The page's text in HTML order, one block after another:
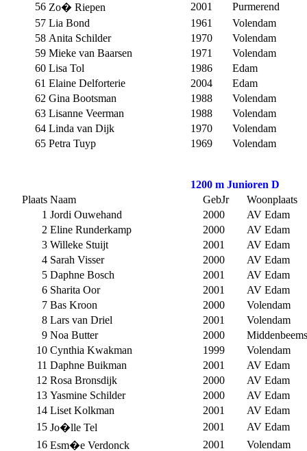
56 Zo� Riepen 2001
Purmerend
57 Lia Bond 1961
Volendam
58 Anita Schilder 1970
Volendam
59 Mieke van Baarsen 1971
Volendam
60 Lisa Tol 1986
Edam
61 Elaine Delforterie 2004
Edam
62 Gina Bootsman 1988
Volendam
63 Lisanne Veerman 1988
Volendam
64 Linda van Dijk 1970
Volendam
65 Petra Tuyp 1969 Volendam
1200 m Junioren D
Plaats Naam GebJr
Woonplaats
1 Jordi Ouwehand 2000
AV Edam
2 Eline Runderkamp 2000
AV Edam
3 Willeke Stuijt 2001
AV Edam
4 Sarah Visser 2000
AV Edam
5 Daphne Bosch 2001
AV Edam
6 Sharita Oor 2001
AV Edam
7 Bas Kroon 2000
Volendam
8 Lars van Driel 2001
Volendam
9 Noa Butter 2000
10 Cynthia Kwakman 1999
Volendam
11 Daphne Buikman 2001
AV Edam
12 Rosa Bronsdijk 2000
AV Edam
13 Yasmine Schilder 2000
AV Edam
14 Liset Kolkman 2001
AV Edam
15 Jo�lle Tel 2001
AV Edam
16 Esm�e Verdonck 2001
Volendam